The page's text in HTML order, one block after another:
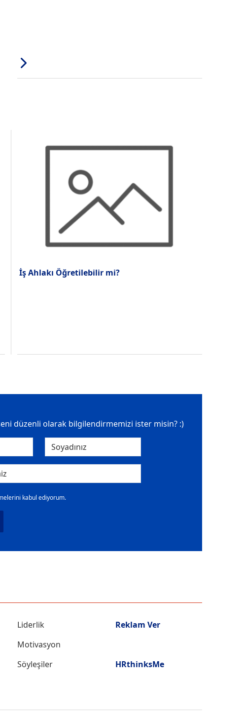
İş Ahlakı Öğretilebilir mi?
düzenli olarak bilgilendirmemizi ister misin? :)
kabul ediyorum.
Liderlik
Motivasyon
Söyleşiler
Reklam Ver
HRthinksMe